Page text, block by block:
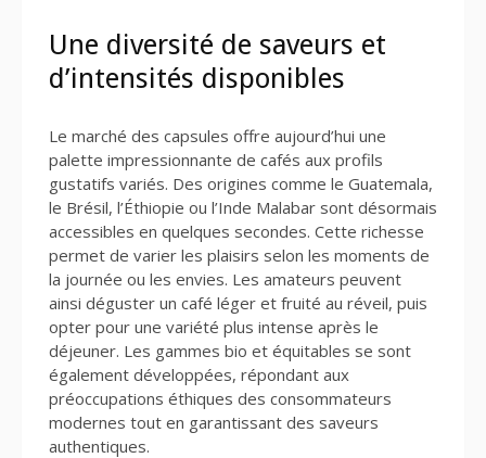
Une diversité de saveurs et
d’intensités disponibles
Le marché des capsules offre aujourd’hui une
palette impressionnante de cafés aux profils
gustatifs variés. Des origines comme le Guatemala,
le Brésil, l’Éthiopie ou l’Inde Malabar sont désormais
accessibles en quelques secondes. Cette richesse
permet de varier les plaisirs selon les moments de
la journée ou les envies. Les amateurs peuvent
ainsi déguster un café léger et fruité au réveil, puis
opter pour une variété plus intense après le
déjeuner. Les gammes bio et équitables se sont
également développées, répondant aux
préoccupations éthiques des consommateurs
modernes tout en garantissant des saveurs
authentiques.